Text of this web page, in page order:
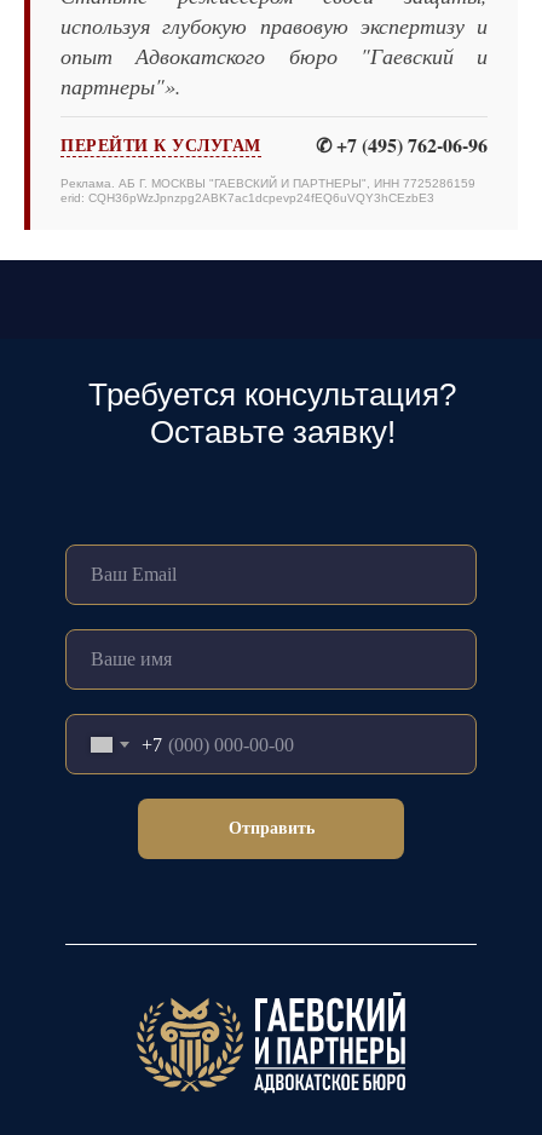
используя глубокую правовую экспертизу и
опыт Адвокатского бюро "Гаевский и
партнеры"».
ПЕРЕЙТИ К УСЛУГАМ ✆ +7 (495) 762-06-96
Реклама. АБ Г. МОСКВЫ "ГАЕВСКИЙ И ПАРТНЕРЫ", ИНН 7725286159
erid: CQH36pWzJpnzpg2ABK7ac1dcpevp24fEQ6uVQY3hCEzbE3
Требуется консультация?
Оставьте заявку!
+7
Отправить